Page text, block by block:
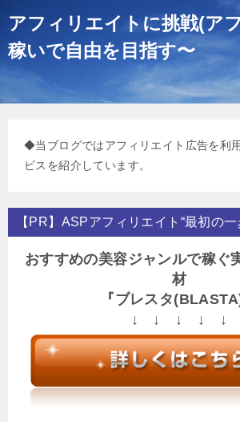
アフィリエイトに挑戦(ア
稼いで自由を目指す〜
◆当ブログではアフィリエイト広告を利
ビスを紹介しています。
【PR】ASPアフィリエイト“最初の一
おすすめの美容ジャンルで稼ぐ
材
『ブレスタ(BLASTA)
↓ ↓ ↓ ↓ ↓